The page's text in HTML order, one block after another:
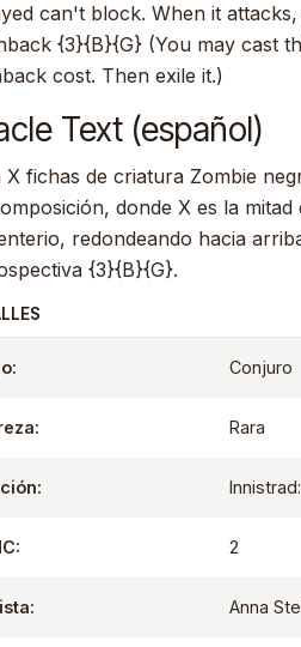
can't block. When it
{3}{B}{G} (You may cast
cost. Then exile it.)
Text (español)
X fichas de criatura Zombie
donde X es la
redondeando hacia
{3}{B}{G}.
Conjuro
Rara
2
Anna